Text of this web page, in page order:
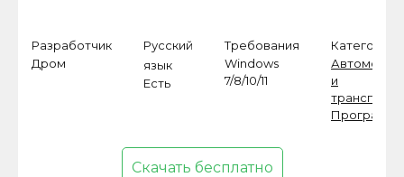
Разработчик
Дром
Русский
язык
Есть
Требования
Windows
7/8/10/11
Категория
и
транспорт
Программы
Скачать бесплатно